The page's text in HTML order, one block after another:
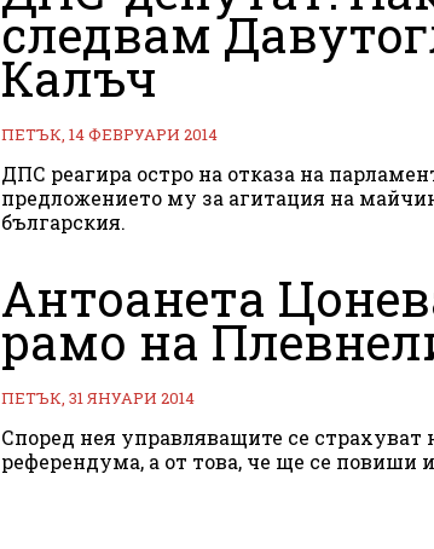
следвам
Калъч
ПЕТЪК, 14 ФЕВРУАРИ 2014
ДПС реагира остро на отказа на
предложението му за агитация на
българския.
Антоанета
рамо на
ПЕТЪК, 31 ЯНУАРИ 2014
Според нея управляващите се страхуват
референдума, а от това, че ще се повиши